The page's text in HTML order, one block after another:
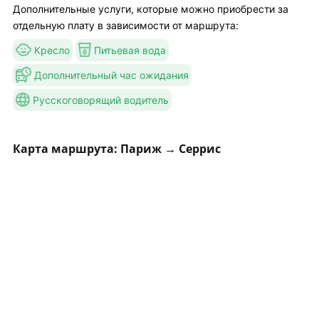
Дополнительные услуги, которые можно приобрести за
отдельную плату в зависимости от маршрута:
Кресло Питьевая вода
Дополнительный час ожидания
Русскоговорящий водитель
Карта маршрута: Париж → Серрис